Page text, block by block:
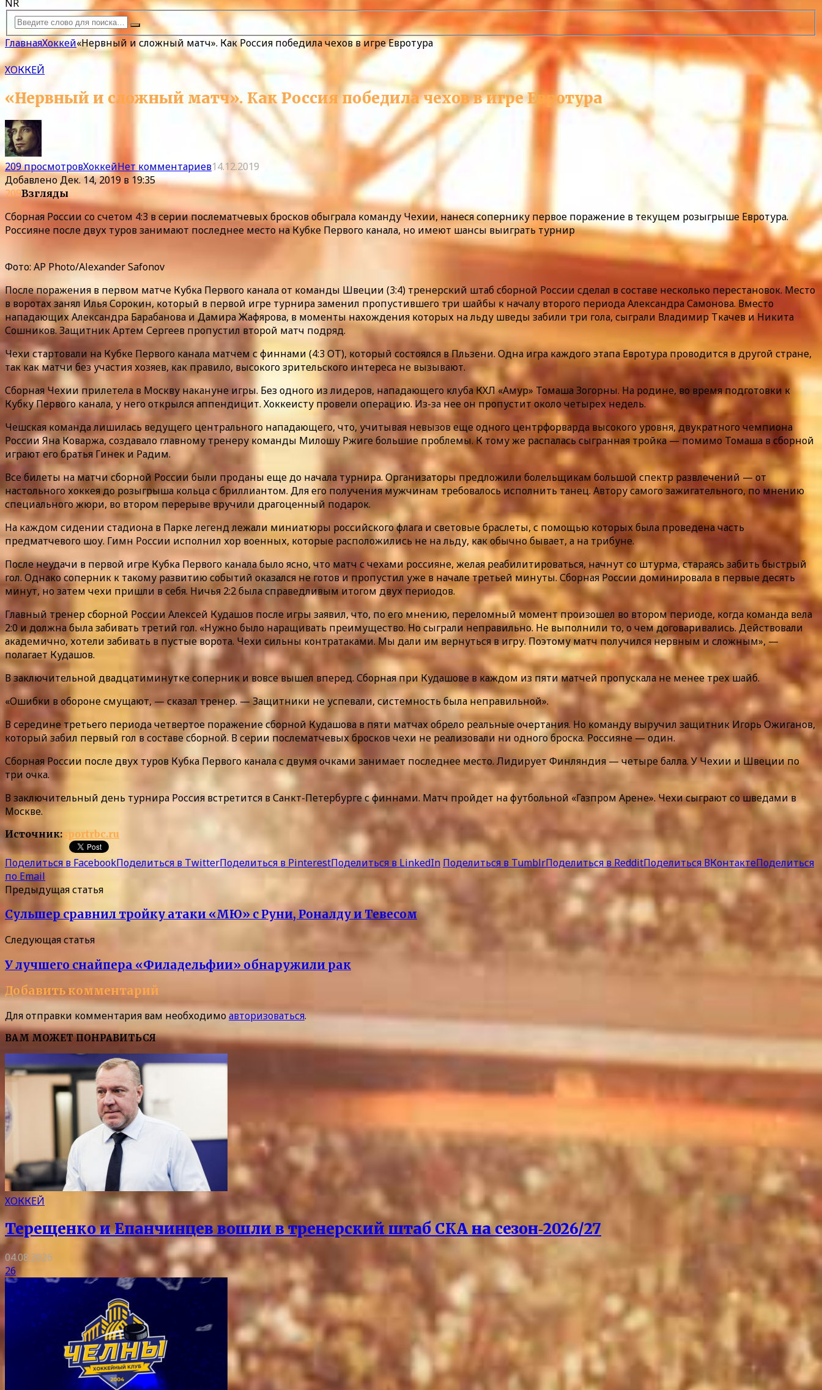
NR
ГлавнаяХоккей«Нервный и сложный матч». Как Россия победила чехов в игре Евротура
ХОККЕЙ
«Нервный и сложный матч». Как Россия победила чехов в игре Евротура
209 просмотровХоккейНет комментариев14.12.2019
ДобавленоДек. 14, 2019 в 19:35
209Взгляды
Сборная России со счетом 4:3 в серии послематчевых бросков обыграла команду Чехии, нанеся сопернику первое поражение в текущем розыгрыше Евротура.
Россияне после двух туров занимают последнее место на Кубке Первого канала, но имеют шансы выиграть турнир
Фото: AP Photo/Alexander Safonov
После поражения в первом матче Кубка Первого канала от команды Швеции (3:4) тренерский штаб сборной России сделал в составе несколько перестановок. Место
в воротах занял Илья Сорокин, который в первой игре турнира заменил пропустившего три шайбы к началу второго периода Александра Самонова. Вместо
нападающих Александра Барабанова и Дамира Жафярова, в моменты нахождения которых на льду шведы забили три гола, сыграли Владимир Ткачев и Никита
Сошников. Защитник Артем Сергеев пропустил второй матч подряд.
Чехи стартовали на Кубке Первого канала матчем с финнами (4:3 ОТ), который состоялся в Пльзени. Одна игра каждого этапа Евротура проводится в другой стране,
так как матчи без участия хозяев, как правило, высокого зрительского интереса не вызывают.
Сборная Чехии прилетела в Москву накануне игры. Без одного из лидеров, нападающего клуба КХЛ «Амур» Томаша Зогорны. На родине, во время подготовки к
Кубку Первого канала, у него открылся аппендицит. Хоккеисту провели операцию. Из-за нее он пропустит около четырех недель.
Чешская команда лишилась ведущего центрального нападающего, что, учитывая невызов еще одного центрфорварда высокого уровня, двукратного чемпиона
России Яна Коваржа, создавало главному тренеру команды Милошу Ржиге большие проблемы. К тому же распалась сыгранная тройка — помимо Томаша в сборной
играют его братья Гинек и Радим.
Все билеты на матчи сборной России были проданы еще до начала турнира. Организаторы предложили болельщикам большой спектр развлечений — от
настольного хоккея до розыгрыша кольца с бриллиантом. Для его получения мужчинам требовалось исполнить танец. Автору самого зажигательного, по мнению
специального жюри, во втором перерыве вручили драгоценный подарок.
На каждом сидении стадиона в Парке легенд лежали миниатюры российского флага и световые браслеты, с помощью которых была проведена часть
предматчевого шоу. Гимн России исполнил хор военных, которые расположились не на льду, как обычно бывает, а на трибуне.
После неудачи в первой игре Кубка Первого канала было ясно, что матч с чехами россияне, желая реабилитироваться, начнут со штурма, стараясь забить быстрый
гол. Однако соперник к такому развитию событий оказался не готов и пропустил уже в начале третьей минуты. Сборная России доминировала в первые десять
минут, но затем чехи пришли в себя. Ничья 2:2 была справедливым итогом двух периодов.
Главный тренер сборной России Алексей Кудашов после игры заявил, что, по его мнению, переломный момент произошел во втором периоде, когда команда вела
2:0 и должна была забивать третий гол. «Нужно было наращивать преимущество. Но сыграли неправильно. Не выполнили то, о чем договаривались. Действовали
академично, хотели забивать в пустые ворота. Чехи сильны контратаками. Мы дали им вернуться в игру. Поэтому матч получился нервным и сложным», —
полагает Кудашов.
В заключительной двадцатиминутке соперник и вовсе вышел вперед. Сборная при Кудашове в каждом из пяти матчей пропускала не менее трех шайб.
«Ошибки в обороне смущают, — сказал тренер. — Защитники не успевали, системность была неправильной».
В середине третьего периода четвертое поражение сборной Кудашова в пяти матчах обрело реальные очертания. Но команду выручил защитник Игорь Ожиганов,
который забил первый гол в составе сборной. В серии послематчевых бросков чехи не реализовали ни одного броска. Россияне — один.
Сборная России после двух туров Кубка Первого канала с двумя очками занимает последнее место. Лидирует Финляндия — четыре балла. У Чехии и Швеции по
три очка.
В заключительный день турнира Россия встретится в Санкт-Петербурге с финнами. Матч пройдет на футбольной «Газпром Арене». Чехи сыграют со шведами в
Москве.
Источник:sportrbc.ru
Поделиться в FacebookПоделиться в TwitterПоделиться в PinterestПоделиться в LinkedIn Поделиться в TumblrПоделиться в RedditПоделиться ВКонтактеПоделиться
по Email
Предыдущая статья
Сульшер сравнил тройку атаки «МЮ» с Руни, Роналду и Тевесом
Следующая статья
У лучшего снайпера «Филадельфии» обнаружили рак
Добавить комментарий
Для отправки комментария вам необходимоавторизоваться.
ВАМ МОЖЕТ ПОНРАВИТЬСЯ
ХОККЕЙ
Терещенко и Епанчинцев вошли в тренерский штаб СКА на сезон‑2026/27
04.08.2026
26